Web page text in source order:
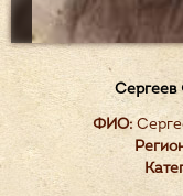
Сергеев
ФИО: